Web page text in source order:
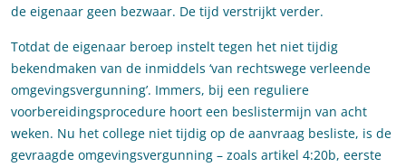
de eigenaar geen bezwaar. De tijd verstrijkt verder.
Totdat de eigenaar beroep instelt tegen het niet tijdig
bekendmaken van de inmiddels ‘van rechtswege verleende
omgevingsvergunning’. Immers, bij een reguliere
voorbereidingsprocedure hoort een beslistermijn van acht
weken. Nu het college niet tijdig op de aanvraag besliste, is de
gevraagde omgevingsvergunning – zoals artikel 4:20b, eerste